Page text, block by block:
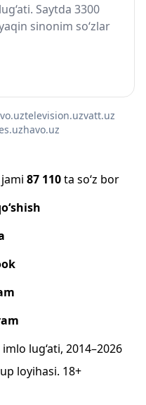
Saytda 3300
sinonim so‘zlar
television.uzvatt.uz
havo.uz
87 110ta so‘z bor
lug‘ati, 2014–2026
loyihasi. 18+